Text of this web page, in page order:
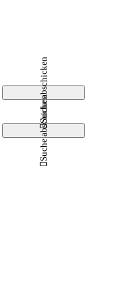
Suche abschicken
Suche abschicken